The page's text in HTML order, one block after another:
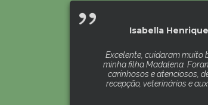
Isabella Henrique
Excelente, cuidaram muito
minha filha Madalena.
carinhosos e atenciosos,
recepção, veterinários e